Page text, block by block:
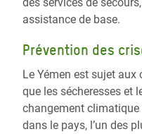
assistance de base.
Prévention des
Le Yémen est sujet
que les sécheresses et
changement
dans le pays, l’un des